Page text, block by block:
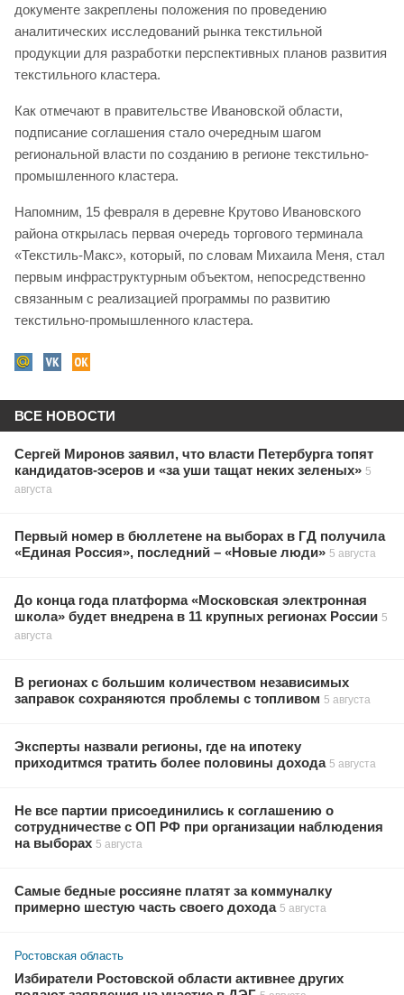
документе закреплены положения по проведению
аналитических исследований рынка текстильной
продукции для разработки перспективных планов развития
текстильного кластера.
Как отмечают в правительстве Ивановской области,
подписание соглашения стало очередным шагом
региональной власти по созданию в регионе текстильно-
промышленного кластера.
Напомним, 15 февраля в деревне Крутово Ивановского
района открылась первая очередь торгового терминала
«Текстиль-Макс», который, по словам Михаила Меня, стал
первым инфраструктурным объектом, непосредственно
связанным с реализацией программы по развитию
текстильно-промышленного кластера.
ВСЕ НОВОСТИ
Сергей Миронов заявил, что власти Петербурга топят
кандидатов-эсеров и «за уши тащат неких зеленых» 5
августа
Первый номер в бюллетене на выборах в ГД получила
«Единая Россия», последний – «Новые люди» 5 августа
До конца года платформа «Московская электронная
школа» будет внедрена в 11 крупных регионах России 5
августа
В регионах с большим количеством независимых
заправок сохраняются проблемы с топливом 5 августа
Эксперты назвали регионы, где на ипотеку
приходитмся тратить более половины дохода 5 августа
Не все партии присоединились к соглашению о
сотрудничестве с ОП РФ при организации наблюдения
на выборах 5 августа
Самые бедные россияне платят за коммуналку
примерно шестую часть своего дохода 5 августа
Ростовская область
Избиратели Ростовской области активнее других